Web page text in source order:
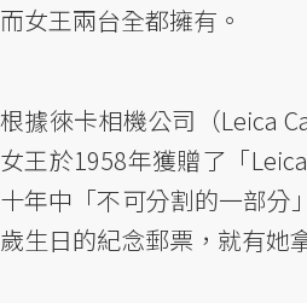
而女王兩台全都擁有。
根據徠卡相機公司（Leica
女王於1958年獲贈了「
十年中「不可分割的一部分
歲生日的紀念郵票，就有她